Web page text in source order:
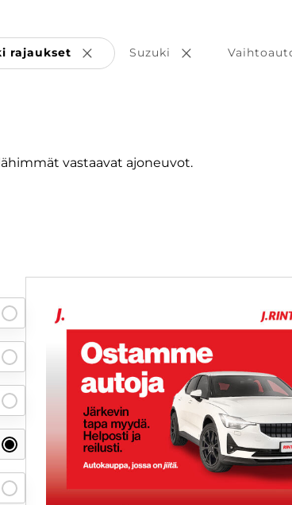
rajaukset Poista valinta
Suzuki Poista valinta
vastaavat ajoneuvot.